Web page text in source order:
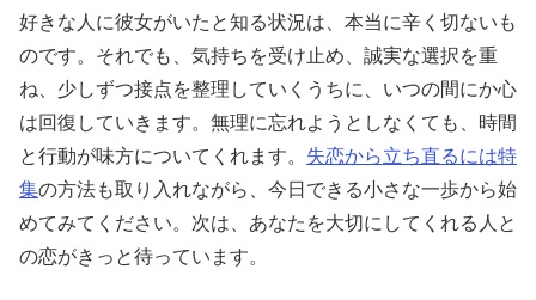
好きな人に彼女がいたと知る状況は、本当に辛く切ないも
のです。それでも、気持ちを受け止め、誠実な選択を重
ね、少しずつ接点を整理していくうちに、いつの間にか心
は回復していきます。無理に忘れようとしなくても、時間
と行動が味方についてくれます。 失恋から立ち直るには特
集の方法も取り入れながら、今日できる小さな一歩から始
めてみてください。次は、あなたを大切にしてくれる人と
の恋がきっと待っています。